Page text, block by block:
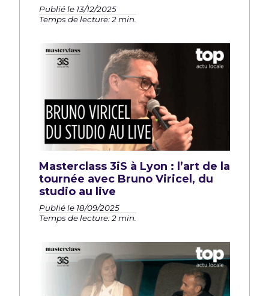
Publié le 13/12/2025
Temps de lecture: 2 min.
Masterclass 3iS à Lyon : l’art de la
tournée avec Bruno Viricel, du
studio au live
Publié le 18/09/2025
Temps de lecture: 2 min.